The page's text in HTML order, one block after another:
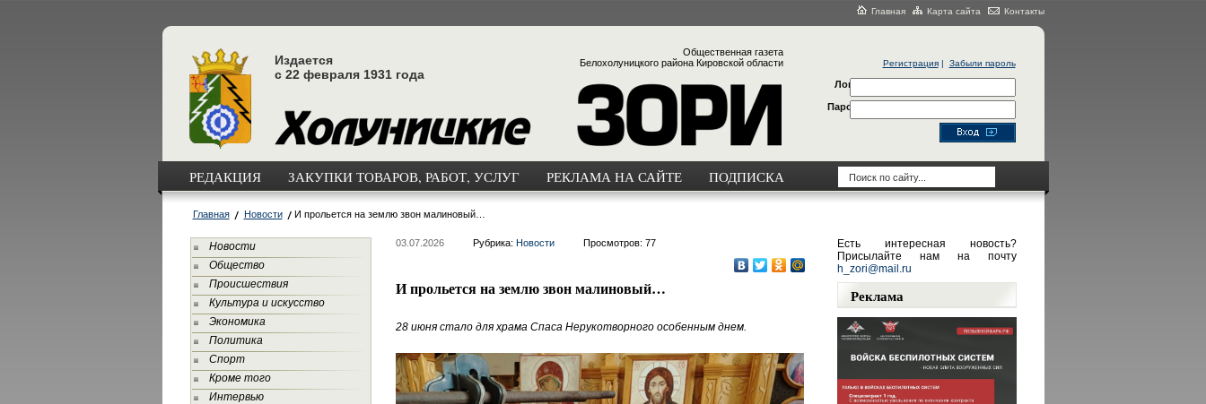
Главная Карта сайта Контакты
Издается
с 22 февраля 1931 года
Общественная газета
Белохолуницкого района Кировской области
Регистрация| Забыли пароль
Логин
Пароль
РЕДАКЦИЯ ЗАКУПКИ ТОВАРОВ, РАБОТ, УСЛУГ РЕКЛАМА НА САЙТЕ ПОДПИСКА
Главная Новости И прольется на землю звон малиновый…
Новости
Общество
Происшествия
Культура и искусство
Экономика
Политика
Спорт
Кроме того
Интервью
03.07.2026 Рубрика: Новости Просмотров: 77
И прольется на землю звон малиновый…
28 июня стало для храма Спаса Нерукотворного особенным днем.
Есть интересная новость?
Присылайте нам на почту
h_zori@mail.ru
Реклама